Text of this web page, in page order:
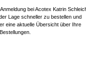
bei Acotex Katrin
Lage schneller zu bestellen und
eine aktuelle Übersicht über Ihre